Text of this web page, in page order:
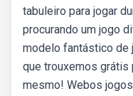
tabuleiro para jogar
procurando um jogo
modelo fantástico de
que trouxemos grátis
mesmo! Webos